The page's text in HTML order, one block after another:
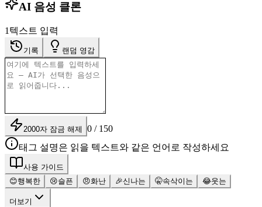
AI 음성 클론
1 텍스트 입력
기록 랜덤 영감
2000자 잠금 해제
0 / 150
태그 설명은 읽을 텍스트와 같은 언어로 작성하세요
사용 가이드
😊행복한 😢슬픈 😠화난 🎉신나는 🤫속삭이는 😂웃는
더보기